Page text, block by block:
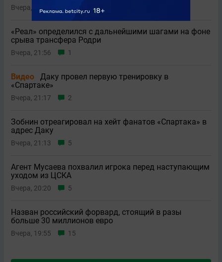
Вчера, 22:15
«Реал» определился с дальнейшими шагами на фоне
срыва трансфера Родри
Вчера, 21:56 1
Видео
Даку провел первую тренировку в
«Спартаке»
Вчера, 21:17 2
Зобнин отреагировал на хейт фанатов «Спартака» в
адрес Даку
Вчера, 21:13 5
Агент Мусаева похвалил игрока перед наступающим
уходом из ЦСКА
Вчера, 20:20 5
Назван российский форвард, стоящий в разы
больше 30 миллионов евро
Вчера, 19:55 15